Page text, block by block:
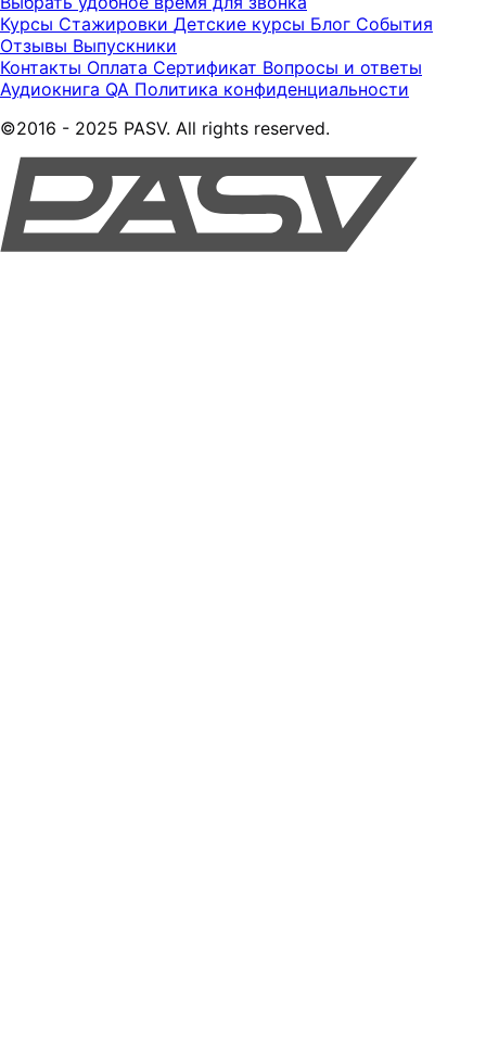
Курсы Стажировки Детские курсы Блог События
Отзывы Выпускники
Контакты Оплата Сертификат Вопросы и ответы
Аудиокнига QA Политика конфиденциальности
©2016 - 2025 PASV. All rights reserved.